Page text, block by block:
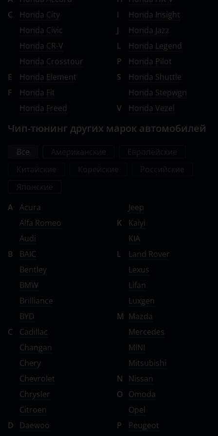
Renault
Saab
Seat
Skoda
Smart
SsangYong
Subaru
Volvo
Vortex
Zotye
ZX
ВАЗ (LADA)
ГАЗ
ЗАЗ
ТагАЗ
УАЗ
C
Honda City
Honda Civic
Honda CR-V
Honda Crosstour
E
Honda Element
F
Honda Fit
Honda Freed
I
Honda Insight
J
Honda Jazz
L
Honda Legend
P
Honda Pilot
S
Honda Shuttle
Honda Stepwgn
V
Honda Vezel
Чип-тюнинг других марок автомобилей
Все
A
Acura
Alfa Romeo
Audi
B
BAIC
Bentley
BMW
Brilliance
BYD
C
Cadillac
Changan
Chery
Chevrolet
Chrysler
Citroen
D
Daewoo
Jeep
K
Kaiyi
KIA
L
Land Rover
Lexus
Lifan
Luxgen
M Mazda
Mercedes
MINI
Mitsubishi
N
Nissan
O
Omoda
Opel
P
Peugeot